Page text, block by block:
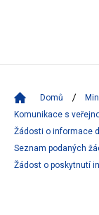
Domů
Komunikace s
Žádosti o informace
Seznam podaných
Žádost o poskytnutí